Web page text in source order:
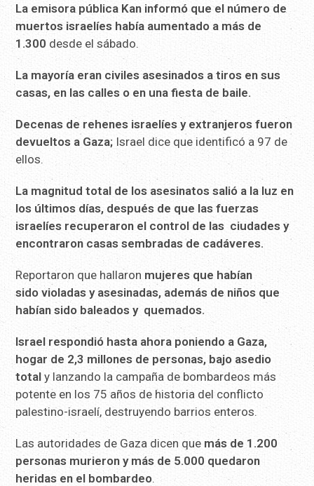
La emisora ​​pública Kan informó que el número de
muertos israelíes había aumentado a más de
1.300 desde el sábado.
La mayoría eran civiles asesinados a tiros en sus
casas, en las calles o en una fiesta de baile.
Decenas de rehenes israelíes y extranjeros fueron
devueltos a Gaza; Israel dice que identificó a 97 de
ellos.
La magnitud total de los asesinatos salió a la luz en
los últimos días, después de que las fuerzas
israelíes recuperaron el control de las ciudades y
encontraron casas sembradas de cadáveres.
Reportaron que hallaron mujeres que habían
sido violadas y asesinadas, además de niños que
habían sido baleados y quemados.
Israel respondió hasta ahora poniendo a Gaza,
hogar de 2,3 millones de personas, bajo asedio
total y lanzando la campaña de bombardeos más
potente en los 75 años de historia del conflicto
palestino-israelí, destruyendo barrios enteros.
Las autoridades de Gaza dicen que más de 1.200
personas murieron y más de 5.000 quedaron
heridas en el bombardeo.